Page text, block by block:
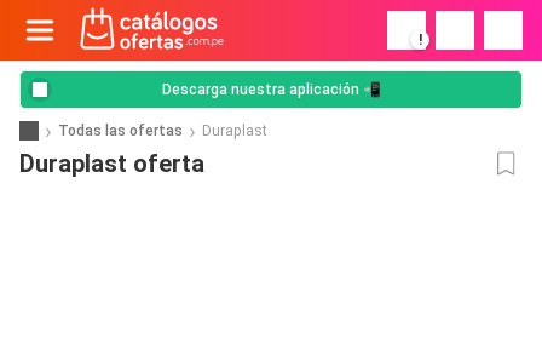
!
Descarga nuestra aplicación 📲
Todas las ofertas Duraplast
Duraplast oferta